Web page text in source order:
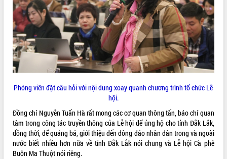
Phóng viên đặt câu hỏi với nội dung xoay quanh chương trình tổ chức Lễ
hội.
Đồng chí Nguyễn Tuấn Hà rất mong các cơ quan thông tấn, báo chí quan
tâm trong công tác truyền thông của Lễ hội để ủng hộ cho tỉnh Đắk Lắk,
đồng thời, để quảng bá, giới thiệu đến đông đảo nhân dân trong và ngoài
nước biết nhiều hơn nữa về tỉnh Đắk Lắk nói chung và Lễ hội Cà phê
Buôn Ma Thuột nói riêng.